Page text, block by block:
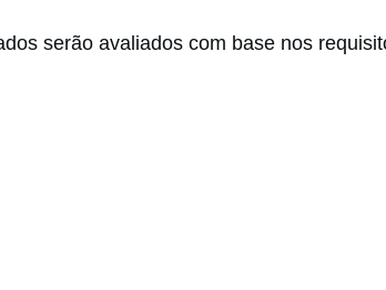
serão avaliados com base nos